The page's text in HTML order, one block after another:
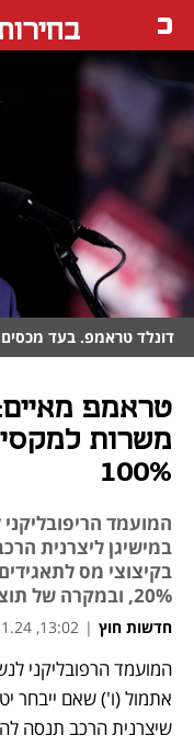
בחירות
דונלד טראמפ. בעד
טראמפ
משרות
100%
המועמד
במישיגן ליצרנית
בקיצוצי מס
20%, ובמקרה של תוצרת סינית - 60%
חדשות חוץ |
13:02, 02.11.24
שיצרנית הרכב תנסה